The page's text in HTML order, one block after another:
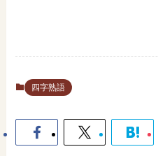
四字熟語